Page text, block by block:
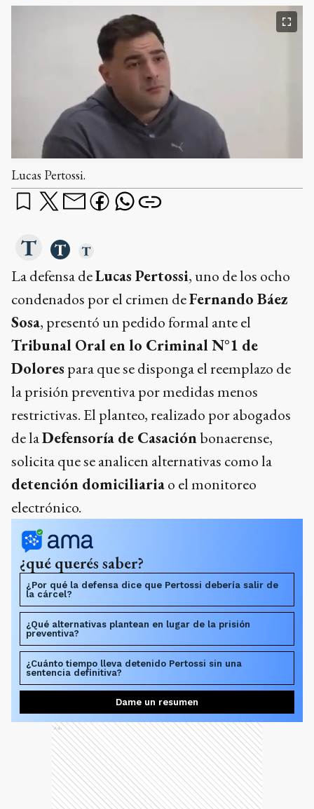
Lucas Pertossi.
La defensa deLucas Pertossi, uno de los ocho
condenados por el crimen deFernando Báez
Sosa, presentó un pedido formal ante el
Tribunal Oral en lo Criminal N°1 de
Dolores para que se disponga el reemplazo de
la prisión preventiva por medidas menos
restrictivas. El planteo, realizado por abogados
de laDefensoría de Casaciónbonaerense,
solicita que se analicen alternativas como la
detención domiciliariao el monitoreo
electrónico.
¿qué querés saber?
¿Por qué la defensa dice que Pertossi debería salir de
la cárcel?
¿Qué alternativas plantean en lugar de la prisión
preventiva?
¿Cuánto tiempo lleva detenido Pertossi sin una
sentencia definitiva?
Dame un resumen
Ads